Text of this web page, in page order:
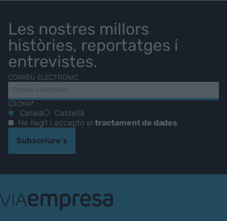
Les nostres millors
històries, reportatges i
entrevistes.
CORREU ELECTRÒNIC
IDIOMA*
Català
Castellà
He llegit i accepto eltractament de dades.
Subscriure's